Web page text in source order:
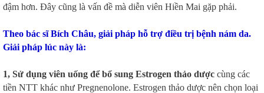
đậm hơn. Đây cũng là vấn đề mà diễn viên Hiền Mai gặp phải.
Theo bác sĩ Bích Châu, giải pháp hỗ trợ điều trị bệnh nám da.
Giải pháp lúc này là:
1, Sử dụng viên uống để bổ sung Estrogen thảo dược cùng các
tiền NTT khác như Pregnenolone. Estrogen thảo dược nên chọn loại